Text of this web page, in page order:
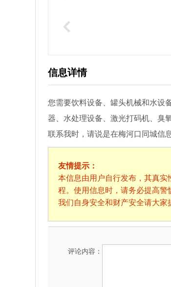
信息详情
您需要饮料设备、罐头机械和水设
器、水处理设备、激光打码机、臭
联系我时，请说是在梅河口同城信
友情提示：
本信息由用户自行发布，其真
程。使用信息时，请务必提高
我们自身安全和财产安全请大家
评论内容：